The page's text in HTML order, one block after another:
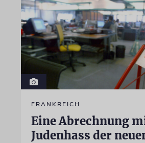
FRANKREICH
Eine Abrechnung
Judenhass der